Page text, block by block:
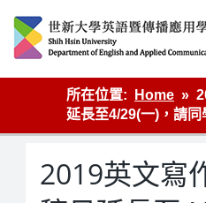
content
英語傳播
所在位置:
Home
延長至4/29(一)，請
2019英文寫